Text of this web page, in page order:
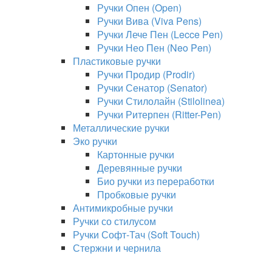
Ручки Опен (Open)
Ручки Вива (Viva Pens)
Ручки Лече Пен (Lecce Pen)
Ручки Нео Пен (Neo Pen)
Пластиковые ручки
Ручки Продир (Prodir)
Ручки Сенатор (Senator)
Ручки Стилолайн (Stilolinea)
Ручки Ритерпен (Ritter-Pen)
Металлические ручки
Эко ручки
Картонные ручки
Деревянные ручки
Био ручки из переработки
Пробковые ручки
Антимикробные ручки
Ручки со стилусом
Ручки Софт-Тач (Soft Touch)
Стержни и чернила